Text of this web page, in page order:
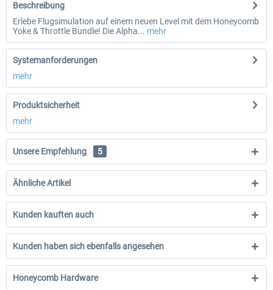
Beschreibung
Erlebe Flugsimulation auf einem neuen Level mit dem Honeycomb
Yoke & Throttle Bundle! Die Alpha... mehr
Systemanforderungen
mehr
Produktsicherheit
mehr
Unsere Empfehlung 5
Ähnliche Artikel
Kunden kauften auch
Kunden haben sich ebenfalls angesehen
Honeycomb Hardware